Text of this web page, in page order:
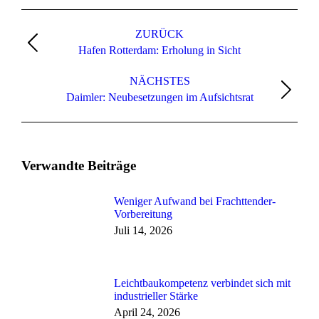
ZURÜCK
Hafen Rotterdam: Erholung in Sicht
NÄCHSTES
Daimler: Neubesetzungen im Aufsichtsrat
Verwandte Beiträge
Weniger Aufwand bei Frachttender-
Vorbereitung
Juli 14, 2026
Leichtbaukompetenz verbindet sich mit
industrieller Stärke
April 24, 2026